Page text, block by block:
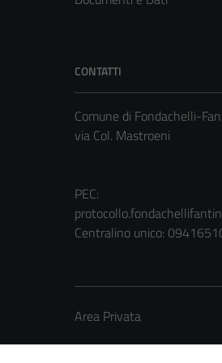
CONTATTI
Comune di Fondachelli-
via Col. Mastroeni
PEC:
Centralino unico:
Area Privata